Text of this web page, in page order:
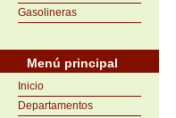
Gasolineras
Menú principal
Inicio
Departamentos